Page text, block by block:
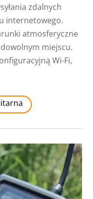
zdalnych
internetowego.
atmosferyczne
miejscu.
Wi-Fi,